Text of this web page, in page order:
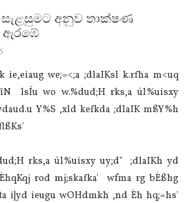
සැළසුමට අනුව තාක්ෂණ
ඇරඹේ
we;=<;a ;dlaIKsl k.rfha m<uq
lsÍu wo w.%dud;H rks,a úl%uisxy
Y%S ,xld kefkda ;dlaIK mßY%h
rks,a úl%uisxy uy;d" ;dlaIKh yd
rod mj;skafka' wfma rg bÈßhg
i|yd ieugu wOHdmkh ,nd Èh hq;=hs'